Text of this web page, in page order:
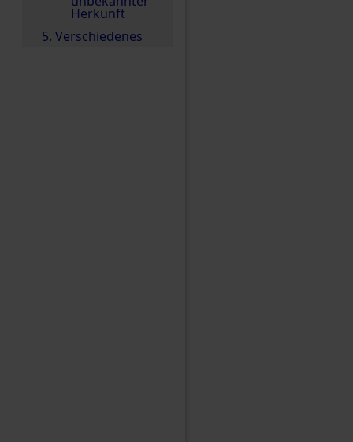
Herkunft
5. Verschiedenes